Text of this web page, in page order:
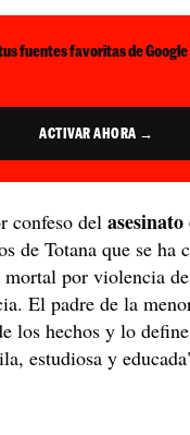
fuentes favoritas de
ACTIVAR AHORA →
confeso del
de Totana que se ha
por violencia
El padre de la
los hechos y lo
estudiosa y